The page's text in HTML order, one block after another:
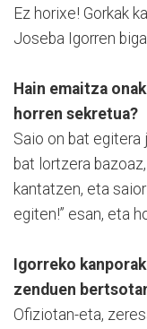
Ez horixe! Gorkak
Joseba Igorren
Hain emaitza
horren sekretua?
Saio on bat egitera
bat lortzera
kantatzen, eta
egiten!” esan, eta
Igorreko
zenduen
Ofiziotan-eta,